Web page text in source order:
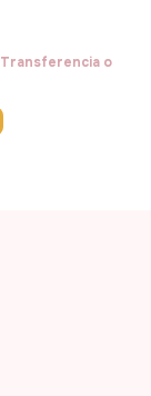
Transferencia o